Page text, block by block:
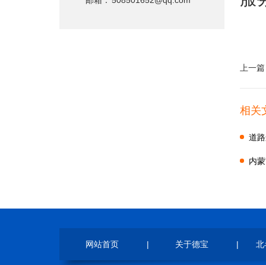
上一
金属
相关
道
内
网站首页 | 关于德宝 | 北